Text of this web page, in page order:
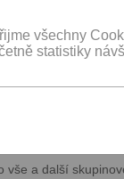
všechny
statistiky
Ústí nad
zónou.
najdete.
a další